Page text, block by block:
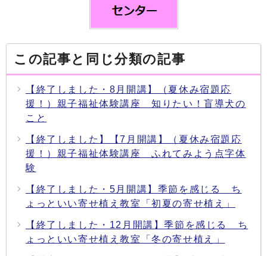
この記事と同じ分類の記事
【終了しました・8月開講】（夏休み宿題応
援！）親子福祉体験講座 知りたい！盲導犬の
こと
【終了しました】【7月開講】（夏休み宿題応
援！）親子福祉体験講座 ふれてみよう点字体
験
【終了しました・5月開講】季節を感じる ち
ょっといい寄せ植え教室「初夏の寄せ植え」
【終了しました・12月開講】季節を感じる ち
ょっといい寄せ植え教室「冬の寄せ植え」